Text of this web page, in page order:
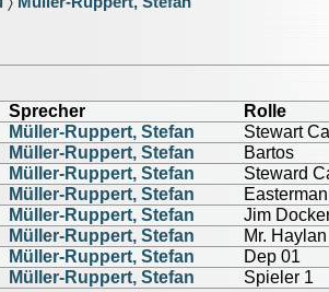
Sprecher Rolle
Müller-Ruppert, Stefan Stewart
Müller-Ruppert, Stefan Bartos
Müller-Ruppert, Stefan Steward
Müller-Ruppert, Stefan Easterman
Müller-Ruppert, Stefan Jim
Müller-Ruppert, Stefan Mr. Haylan
Müller-Ruppert, Stefan Dep 01
Müller-Ruppert, Stefan Spieler 1